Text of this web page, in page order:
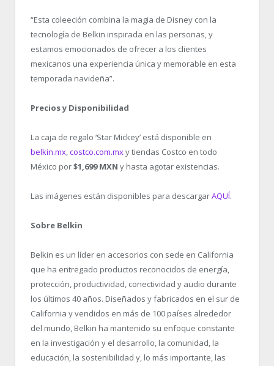
“Esta coleeción combina la magia de Disney con la
tecnología de Belkin inspirada en las personas, y
estamos emocionados de ofrecer a los clientes
mexicanos una experiencia única y memorable en esta
temporada navideña”.
Precios y Disponibilidad
La caja de regalo ‘Star Mickey’ está disponible en
belkin.mx,costco.com.mxy tiendas Costco en todo
México por$1,699 MXN y hasta agotar existencias.
Las imágenes están disponibles para descargarAQUÍ.
Sobre Belkin
Belkin es un líder en accesorios con sede en California
que ha entregado productos reconocidos de energía,
protección, productividad, conectividad y audio durante
los últimos 40 años. Diseñados y fabricados en el sur de
California y vendidos en más de 100 países alrededor
del mundo, Belkin ha mantenido su enfoque constante
en la investigación y el desarrollo, la comunidad, la
educación, la sostenibilidad y, lo más importante, las